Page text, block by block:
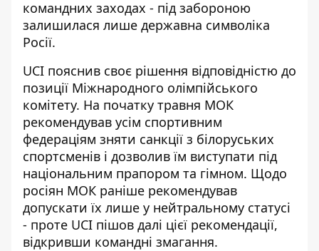
командних заходах - під забороною
залишилася лише державна символіка
Росії.
UCI пояснив своє рішення відповідністю до
позиції Міжнародного олімпійського
комітету. На початку травня МОК
рекомендував усім спортивним
федераціям зняти санкції з білоруських
спортсменів і дозволив їм виступати під
національним прапором та гімном. Щодо
росіян МОК раніше рекомендував
допускати їх лише у нейтральному статусі
- проте UCI пішов далі цієї рекомендації,
відкривши командні змагання.